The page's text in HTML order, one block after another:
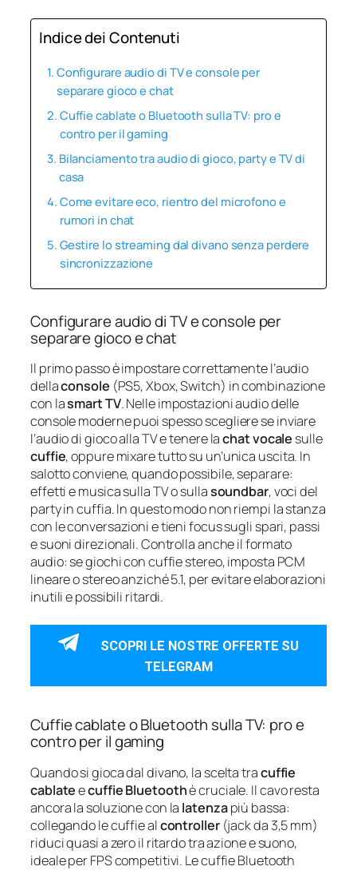
Indice dei Contenuti
Configurare audio di TV e console per
separare gioco e chat
Cuffie cablate o Bluetooth sulla TV: pro e
contro per il gaming
Bilanciamento tra audio di gioco, party e TV di
casa
Come evitare eco, rientro del microfono e
rumori in chat
Gestire lo streaming dal divano senza perdere
sincronizzazione
Configurare audio di TV e console per
separare gioco e chat
Il primo passo è impostare correttamente l’audio
dellaconsole (PS5, Xbox, Switch) in combinazione
con lasmart TV. Nelle impostazioni audio delle
console moderne puoi spesso scegliere se inviare
l’audio di gioco alla TV e tenere lachat vocale sulle
cuffie, oppure mixare tutto su un’unica uscita. In
salotto conviene, quando possibile, separare:
effetti e musica sulla TV o sullasoundbar, voci del
party in cuffia. In questo modo non riempi la stanza
con le conversazioni e tieni focus sugli spari, passi
e suoni direzionali. Controlla anche il formato
audio: se giochi con cuffie stereo, imposta PCM
lineare o stereo anziché 5.1, per evitare elaborazioni
inutili e possibili ritardi.
SCOPRI LE NOSTRE OFFERTE SU
TELEGRAM
Cuffie cablate o Bluetooth sulla TV: pro e
contro per il gaming
Quando si gioca dal divano, la scelta tracuffie
cablateecuffie Bluetoothè cruciale. Il cavo resta
ancora la soluzione con la latenzapiù bassa:
collegando le cuffie alcontroller(jack da 3,5 mm)
riduci quasi a zero il ritardo tra azione e suono,
ideale per FPS competitivi. Le cuffie Bluetooth